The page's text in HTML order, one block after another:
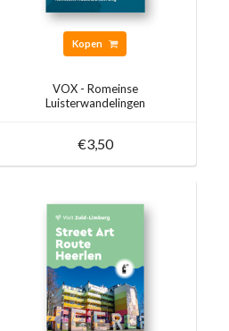
Kopen
VOX - Romeinse
Luisterwandelingen
€3,50